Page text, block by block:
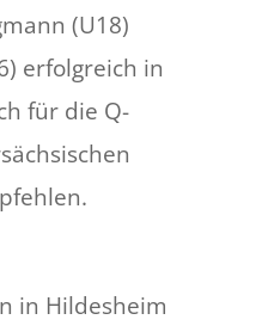
(U18)
erfolgreich in
für die Q-
in Hildesheim